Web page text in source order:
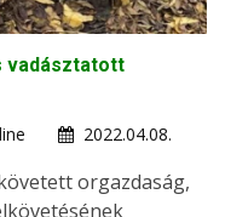
vadásztatott
2022.04.08.
orgazdaság,